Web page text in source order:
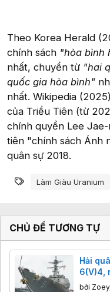
Theo Korea Herald
chính sách "hòa bình
nhất, chuyển từ "hai
quốc gia hòa bình"
nhất. Wikipedia
của Triều Tiên (từ
chính quyền Lee
tiên "chính sách Ánh
quân sự 2018.
Từ khóa
Làm Giàu Uranium
CHỦ ĐỀ TƯƠNG TỰ
Hải
6(V)4,
Arleigh
bởi Zoey